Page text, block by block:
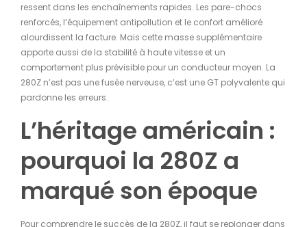
ressent dans les enchaînements rapides. Les pare-chocs
renforcés, l’équipement antipollution et le confort amélioré
alourdissent la facture. Mais cette masse supplémentaire
apporte aussi de la stabilité à haute vitesse et un
comportement plus prévisible pour un conducteur moyen. La
280Z n’est pas une fusée nerveuse, c’est une GT polyvalente qui
pardonne les erreurs.
L’héritage américain :
pourquoi la 280Z a
marqué son époque
Pour comprendre le succès de la 280Z, il faut se replonger dans